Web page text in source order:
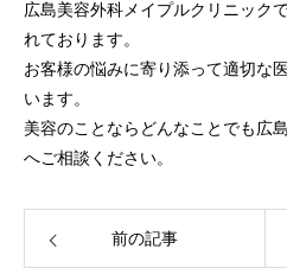
広島美容外科メイプルクリニック
れております。
お客様の悩みに寄り添って適切な
います。
美容のことならどんなことでも広
へご相談ください。
前の記事